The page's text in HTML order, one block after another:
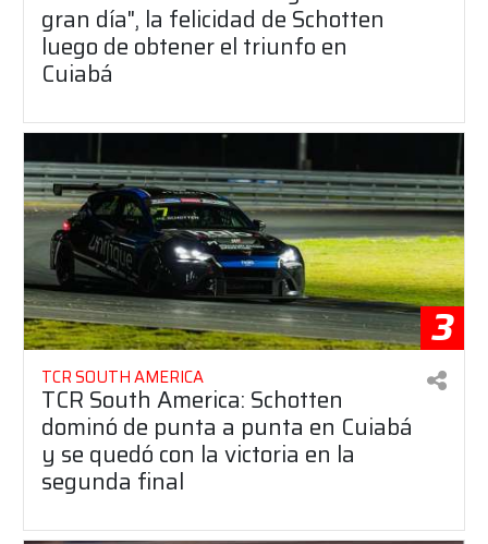
gran día", la felicidad de Schotten
luego de obtener el triunfo en
Cuiabá
3
TCR SOUTH AMERICA
TCR South America: Schotten
dominó de punta a punta en Cuiabá
y se quedó con la victoria en la
segunda final